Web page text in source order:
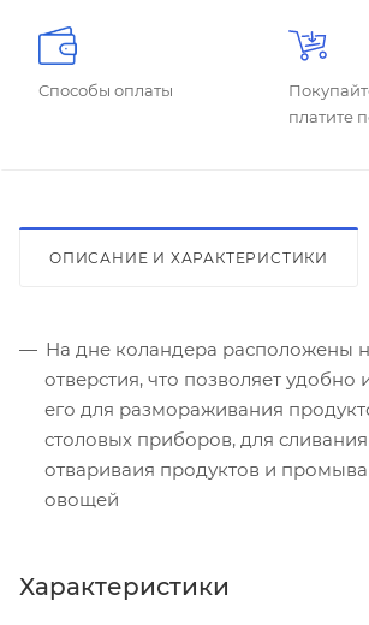
Способы оплаты
платите
ОПИСАНИЕ И ХАРАКТЕРИСТИКИ
На дне коландера расположены
отверстия, что позволяет удобно
его для размораживания
столовых приборов, для
отвариваия продуктов и
овощей
Характеристики